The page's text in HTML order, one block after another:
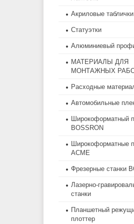
Акриловые таблички
Статуэтки
Алюминиевый
МАТЕРИАЛЫ ДЛЯ
МОНТАЖНЫХ
Расходные
Автомобильные
Широкоформатный
BOSSRON
Широкоформатные
ACME
Фрезерные станки
Лазерно-
станки
Планшетный
плоттер